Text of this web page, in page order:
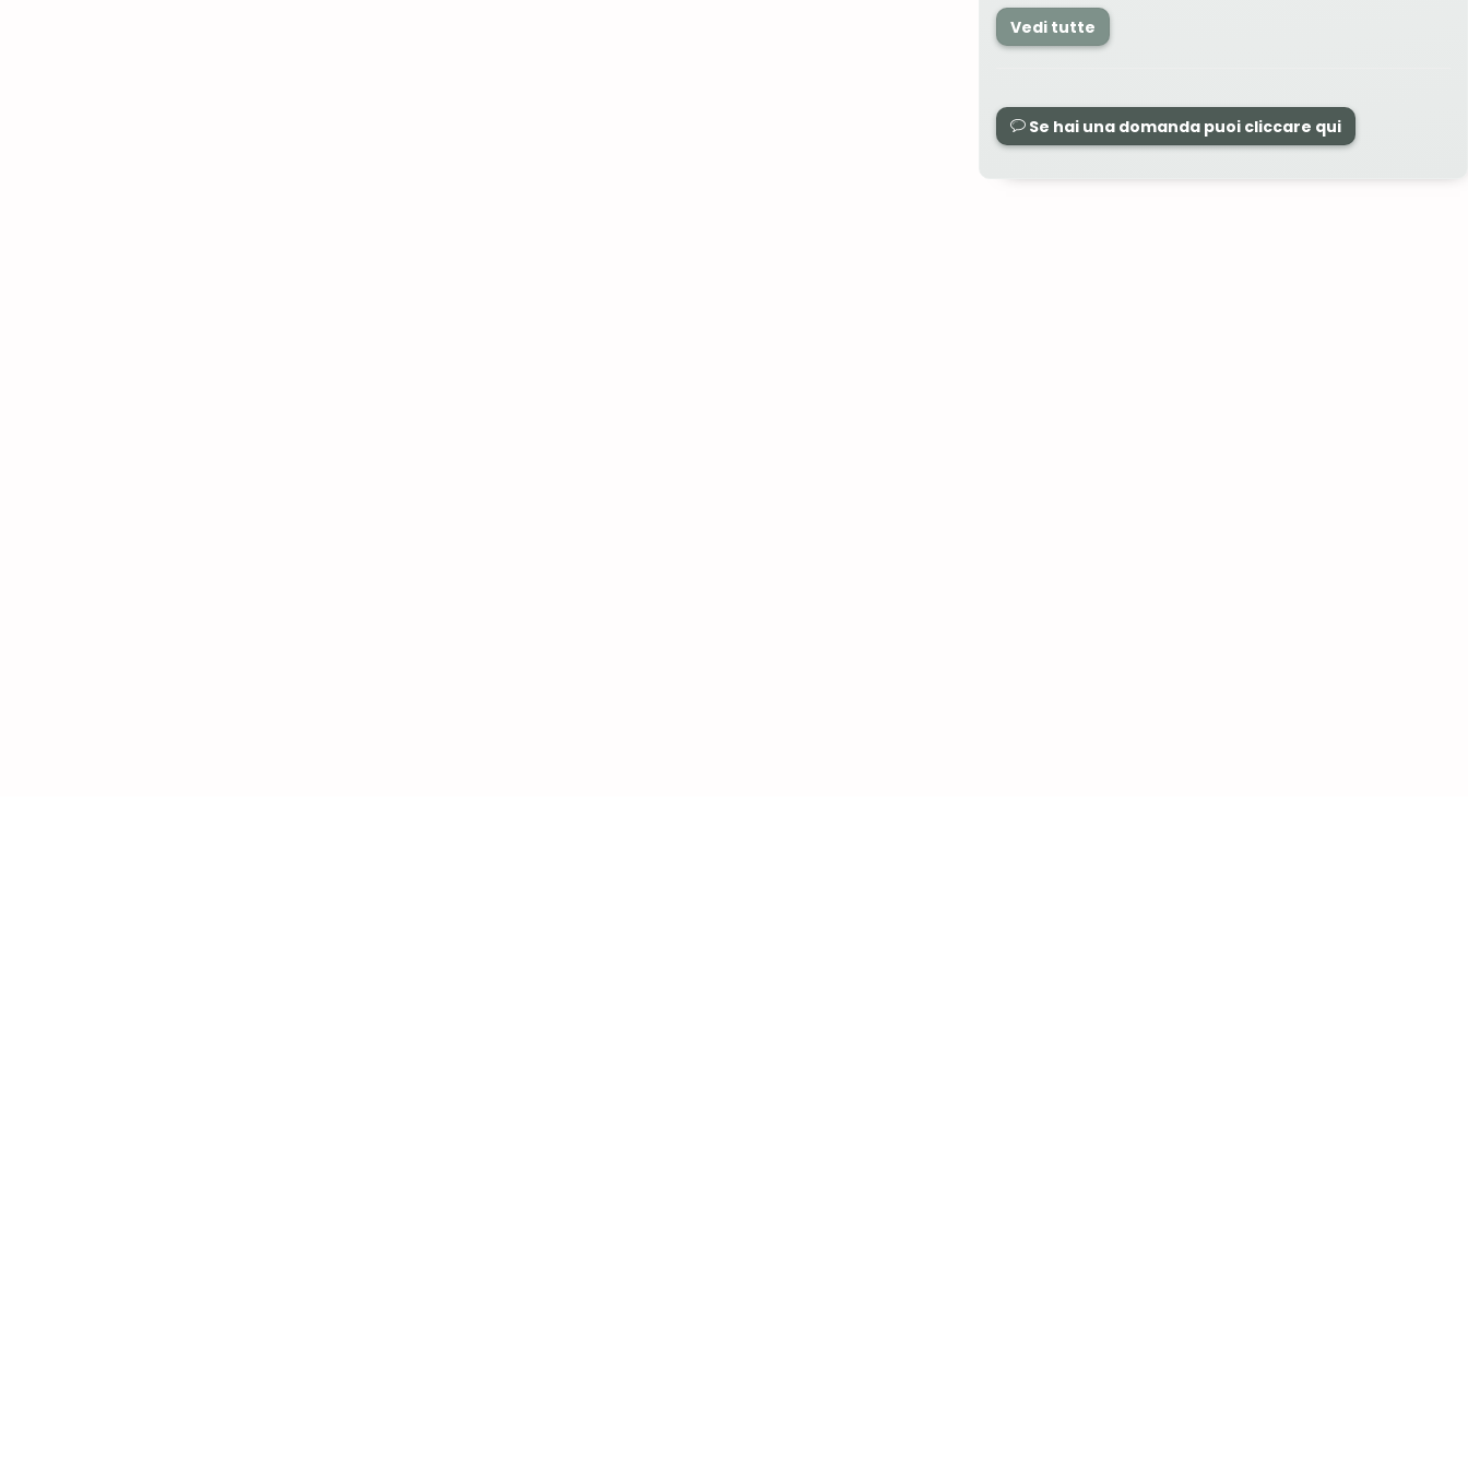
Vedi tutte
Se hai una domanda puoi cliccare qui